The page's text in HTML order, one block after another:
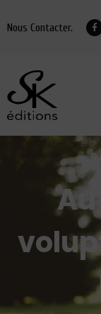
Nous Contacter.